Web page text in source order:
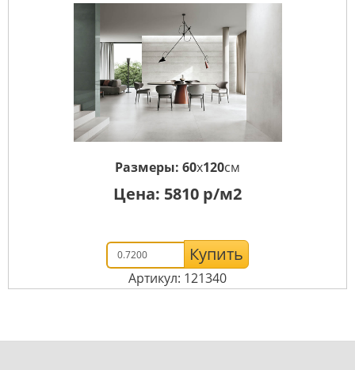
Размеры: 60x120см
Цена: 5810 р/м2
Купить
Артикул: 121340